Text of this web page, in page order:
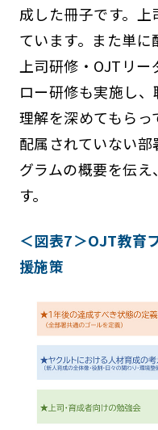
成した冊子です。
ています。また単
上司研修・OJTリー
ロー研修も実施し
理解を深めてもら
配属されていない
グラムの概要を伝
す。
＜図表7＞OJT教育
援施策